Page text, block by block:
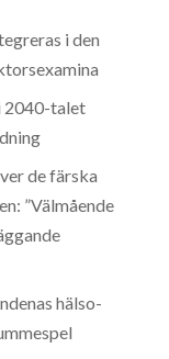
i den
2040-talet
de färska
”Välmående
hälso-